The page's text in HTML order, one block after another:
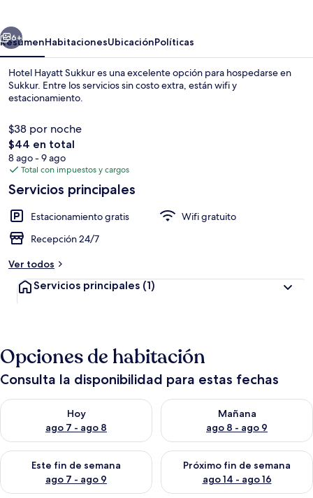
Siguiente
6+
ResumenHabitacionesUbicaciónPolíticas
Hotel Hayatt Sukkur es una excelente opción para hospedarse en
Sukkur. Entre los servicios sin costo extra, están wifi y
estacionamiento.
$38 por noche
El
precio
total
de
$44 en total
8 ago - 9 ago
Total con impuestos y cargos
Servicios principales
Estacionamiento gratis
Wifi gratuito
Recepción 24/7
Ver todos
Servicios principales (1)
Opciones de habitación
Consulta la disponibilidad para estas fechas
Hoy
ago 7 - ago 8
Consulta la disponibilidad para hoy ago 7 - ago 8
Mañana
ago 8 - ago 9
Consulta la disponibilidad
Este fin de semana
ago 7 - ago 9
Consulta la disponibilidad para este fin de semana ago 7 -
Próximo fin de semana
ago 14 - ago 16
Consulta la disponibilidad